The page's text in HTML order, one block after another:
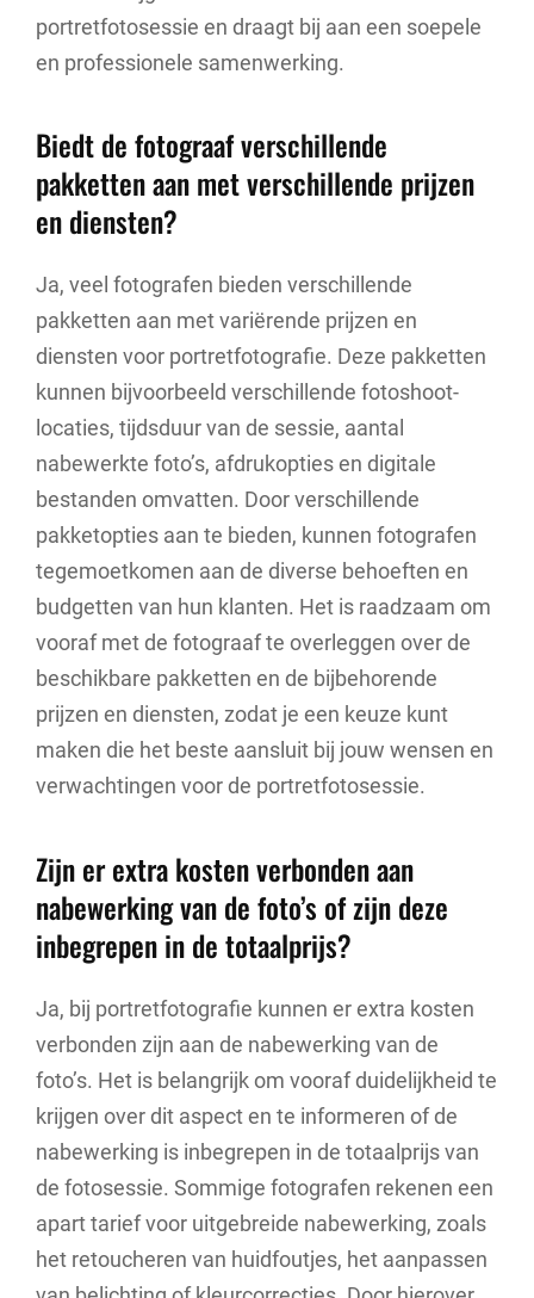
portretfotosessie en draagt bij aan een soepele
en professionele samenwerking.
Biedt de fotograaf verschillende
pakketten aan met verschillende prijzen
en diensten?
Ja, veel fotografen bieden verschillende
pakketten aan met variërende prijzen en
diensten voor portretfotografie. Deze pakketten
kunnen bijvoorbeeld verschillende fotoshoot-
locaties, tijdsduur van de sessie, aantal
nabewerkte foto’s, afdrukopties en digitale
bestanden omvatten. Door verschillende
pakketopties aan te bieden, kunnen fotografen
tegemoetkomen aan de diverse behoeften en
budgetten van hun klanten. Het is raadzaam om
vooraf met de fotograaf te overleggen over de
beschikbare pakketten en de bijbehorende
prijzen en diensten, zodat je een keuze kunt
maken die het beste aansluit bij jouw wensen en
verwachtingen voor de portretfotosessie.
Zijn er extra kosten verbonden aan
nabewerking van de foto’s of zijn deze
inbegrepen in de totaalprijs?
Ja, bij portretfotografie kunnen er extra kosten
verbonden zijn aan de nabewerking van de
foto’s. Het is belangrijk om vooraf duidelijkheid te
krijgen over dit aspect en te informeren of de
nabewerking is inbegrepen in de totaalprijs van
de fotosessie. Sommige fotografen rekenen een
apart tarief voor uitgebreide nabewerking, zoals
het retoucheren van huidfoutjes, het aanpassen